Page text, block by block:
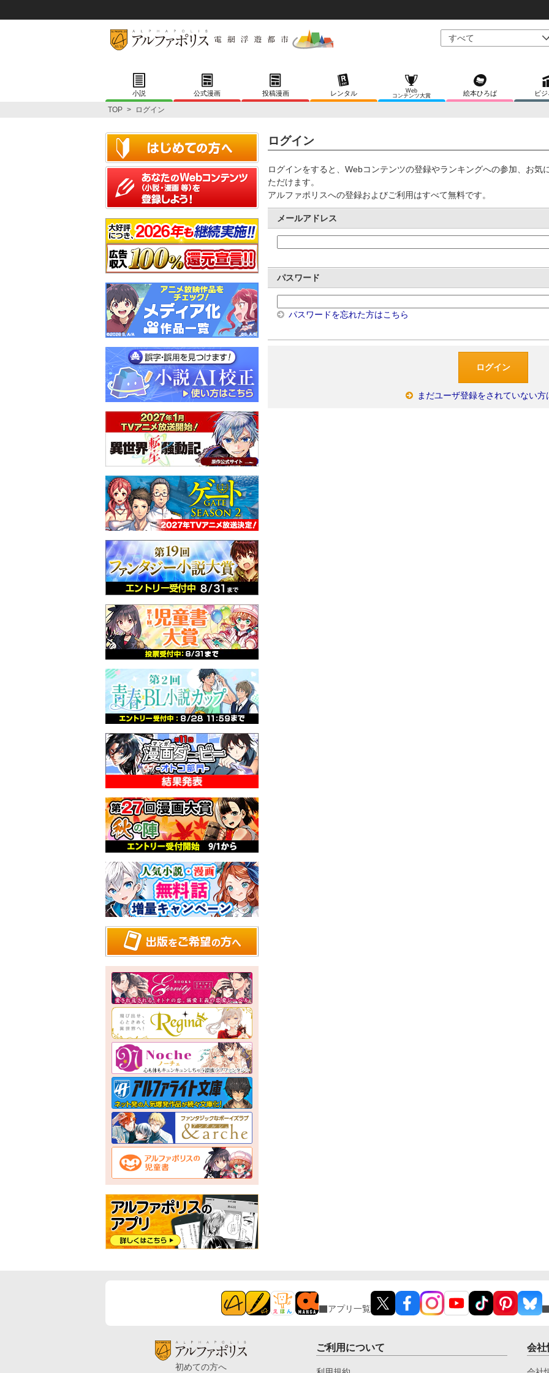
小説 公式漫画 投稿漫画 レンタル
Web
コンテンツ大賞
絵本ひろば ビ
TOP > ログイン
ログイン
ログインをすると、Webコンテンツの登録やランキングへの参加、お気
ただけます。
アルファポリスへの登録およびご利用はすべて無料です。
メールアドレス
パスワード
パスワードを忘れた方はこちら
まだユーザ登録をされていない方
アプリ一覧
初めての方へ
ご利用について 会社